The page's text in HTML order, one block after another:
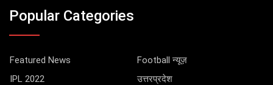
Popular Categories
Featured News
Football न्यूज़
IPL 2022
उत्तरप्रदेश